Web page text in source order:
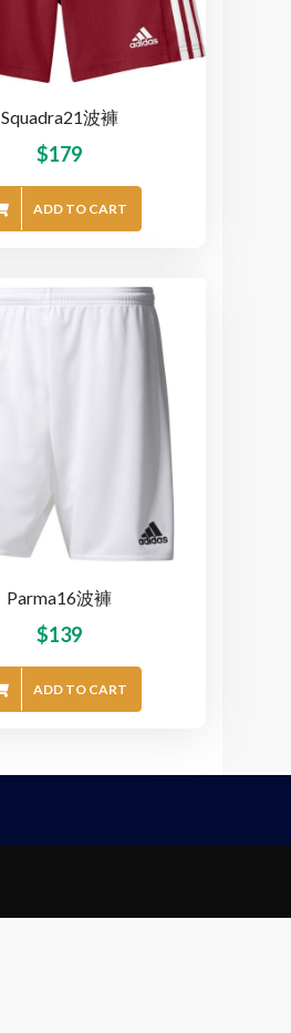
Squadra21波褲
$179
ADD TO CART
Parma16波褲
$139
ADD TO CART